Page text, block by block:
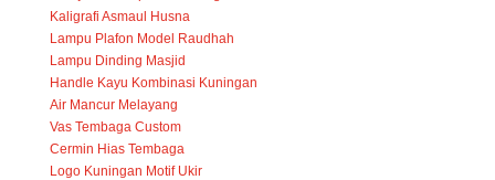
Kaligrafi Asmaul Husna
Lampu Plafon Model Raudhah
Lampu Dinding Masjid
Handle Kayu Kombinasi Kuningan
Air Mancur Melayang
Vas Tembaga Custom
Cermin Hias Tembaga
Logo Kuningan Motif Ukir